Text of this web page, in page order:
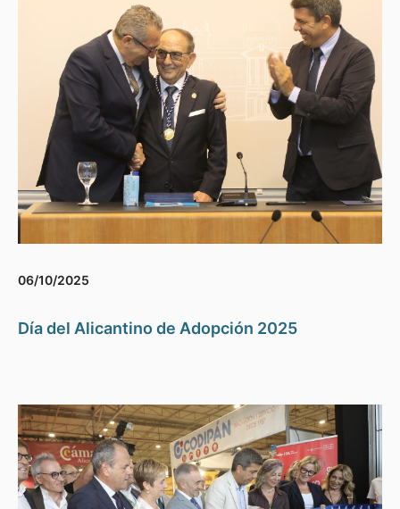
06/10/2025
Día del Alicantino de Adopción 2025